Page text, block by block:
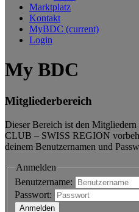
Marktplatz
Kontakt
MyBDC (current)
Login
My BDC
Mitgliederbereich
Dieser Bereich ist den
CLUB – SWISS REGION
deinem Benutzernamen und
Anmelden
Benutzername:
Passwort: